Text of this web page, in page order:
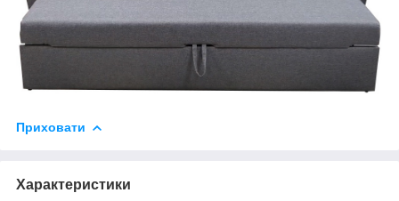
Приховати
Характеристики